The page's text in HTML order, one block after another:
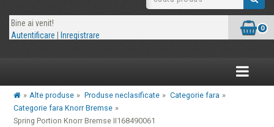
Bine ai venit!
Autentificare
Inregistrare
0
Toggle
» Alte produse » Produse neclasificate » Categorie fara »
Categorie fara Knorr Bremse »
Spring Portion Knorr Bremse II168490061